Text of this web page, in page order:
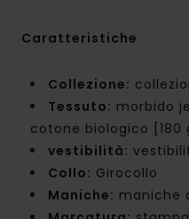
Caratteristiche
Collezione:
Tessuto: morbido
cotone biologico [180
vestibilità:
Collo: Girocollo
Maniche: maniche